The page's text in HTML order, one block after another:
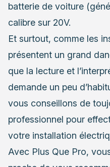
batterie de voiture
calibre sur 20V.
Et surtout, comme les
présentent un grand
que la lecture et
demande un peu
vous conseillons de
professionnel pour
votre installation
Avec Plus Que Pro,